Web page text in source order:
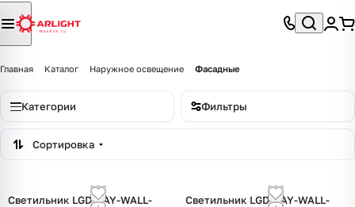
Главная Каталог Наружное освещение Фасадные
Категории Фильтры
Сортировка
Светильник LGD-RAY-WALL-
Светильник LGD-RAY-WALL-